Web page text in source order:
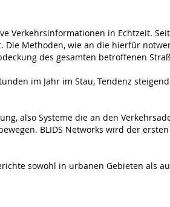
Verkehrsinformationen in Echtzeit.
Methoden, wie an die hierfür
des gesamten betroffenen
im Jahr im Stau, Tendenz
also Systeme die an den
BLIDS Networks wird der
sowohl in urbanen Gebieten als